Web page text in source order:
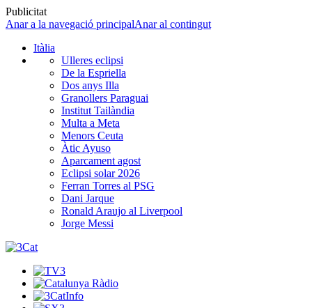
Publicitat
Anar a la navegació principalAnar al contingut
Itàlia
Ulleres eclipsi
De la Espriella
Dos anys Illa
Granollers Paraguai
Institut Tailàndia
Multa a Meta
Menors Ceuta
Àtic Ayuso
Aparcament agost
Eclipsi solar 2026
Ferran Torres al PSG
Dani Jarque
Ronald Araujo al Liverpool
Jorge Messi